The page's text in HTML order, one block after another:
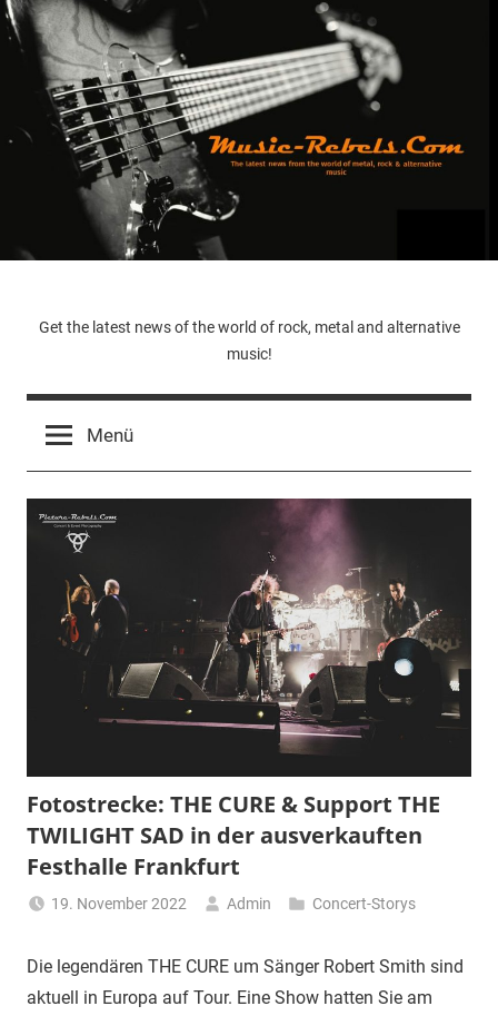
Zum
Inhalt
springen
Music-
Rebels.Com
Get the latest news of the world of rock, metal and alternative
music!
Menü
Fotostrecke: THE CURE & Support THE
TWILIGHT SAD in der ausverkauften
Festhalle Frankfurt
19. November 2022 Admin Concert-Storys
Die legendären THE CURE um Sänger Robert Smith sind
aktuell in Europa auf Tour. Eine Show hatten Sie am